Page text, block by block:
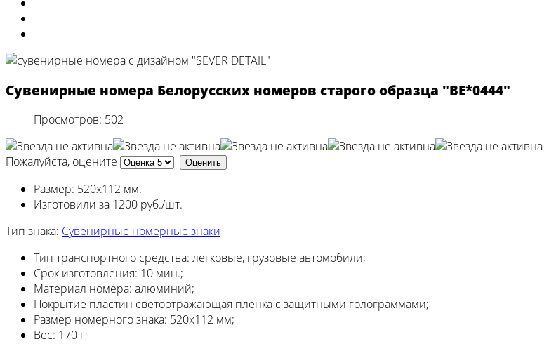
Сувенирные номера Белорусских номеров старого образца "ВЕ*0444"
Просмотров: 502
Пожалуйста, оцените
Размер: 520х112 мм.
Изготовили за 1200 руб./шт.
Тип знака: Сувенирные номерные знаки
Тип транспортного средства: легковые, грузовые автомобили;
Срок изготовления: 10 мин.;
Материал номера: алюминий;
Покрытие пластин светоотражающая пленка с защитными голограммами;
Размер номерного знака: 520х112 мм;
Вес: 170 г;